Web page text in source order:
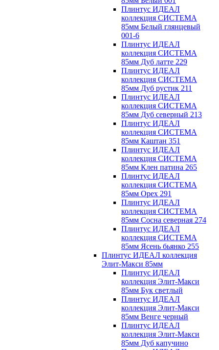
Плинтус ИДЕАЛ
коллекция СИСТЕМА
85мм Белый глянцевый
001-6
Плинтус ИДЕАЛ
коллекция СИСТЕМА
85мм Дуб латте 229
Плинтус ИДЕАЛ
коллекция СИСТЕМА
85мм Дуб рустик 211
Плинтус ИДЕАЛ
коллекция СИСТЕМА
85мм Дуб северный 213
Плинтус ИДЕАЛ
коллекция СИСТЕМА
85мм Каштан 351
Плинтус ИДЕАЛ
коллекция СИСТЕМА
85мм Клен патина 265
Плинтус ИДЕАЛ
коллекция СИСТЕМА
85мм Орех 291
Плинтус ИДЕАЛ
коллекция СИСТЕМА
85мм Сосна северная 274
Плинтус ИДЕАЛ
коллекция СИСТЕМА
85мм Ясень бьянко 255
Плинтус ИДЕАЛ коллекция
Элит-Макси 85мм
Плинтус ИДЕАЛ
коллекция Элит-Макси
85мм Бук светлый
Плинтус ИДЕАЛ
коллекция Элит-Макси
85мм Венге черный
Плинтус ИДЕАЛ
коллекция Элит-Макси
85мм Дуб капучино